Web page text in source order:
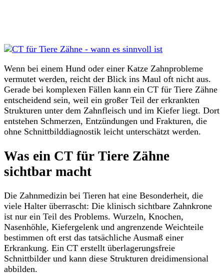
Wenn bei einem Hund oder einer Katze Zahnprobleme
vermutet werden, reicht der Blick ins Maul oft nicht aus.
Gerade bei komplexen Fällen kann ein CT für Tiere Zähne
entscheidend sein, weil ein großer Teil der erkrankten
Strukturen unter dem Zahnfleisch und im Kiefer liegt. Dort
entstehen Schmerzen, Entzündungen und Frakturen, die
ohne Schnittbilddiagnostik leicht unterschätzt werden.
Was ein CT für Tiere Zähne
sichtbar macht
Die Zahnmedizin bei Tieren hat eine Besonderheit, die
viele Halter überrascht: Die klinisch sichtbare Zahnkrone
ist nur ein Teil des Problems. Wurzeln, Knochen,
Nasenhöhle, Kiefergelenk und angrenzende Weichteile
bestimmen oft erst das tatsächliche Ausmaß einer
Erkrankung. Ein CT erstellt überlagerungsfreie
Schnittbilder und kann diese Strukturen dreidimensional
abbilden.